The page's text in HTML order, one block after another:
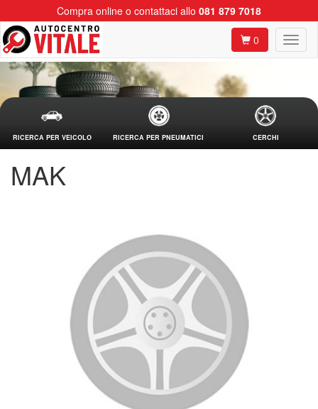
Compra online o contattaci allo 081 879 7018
0
RICERCA PER VEICOLO RICERCA PER PNEUMATICI CERCHI
MAK